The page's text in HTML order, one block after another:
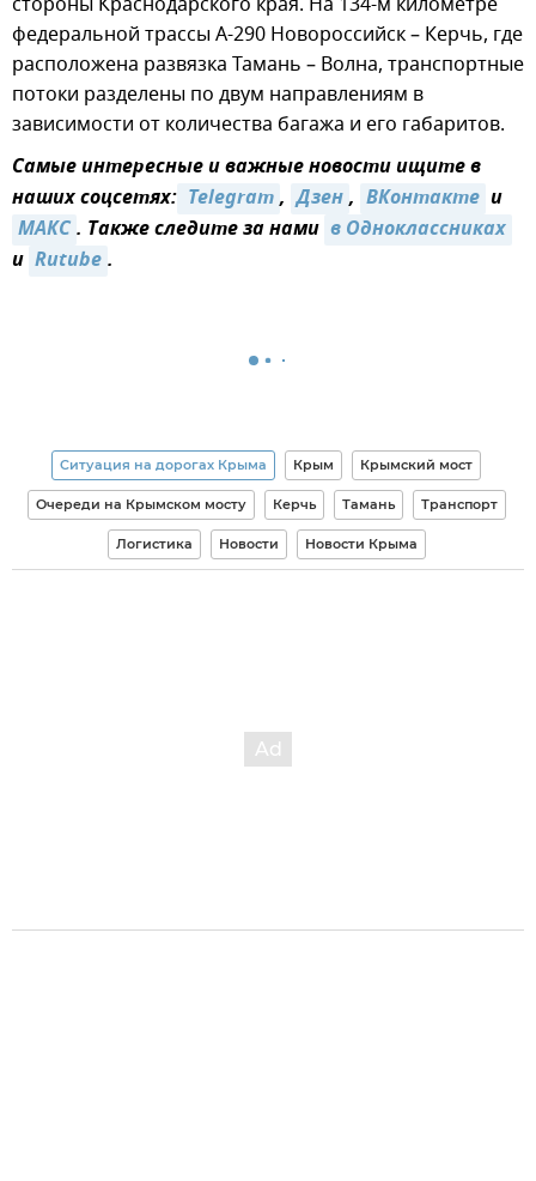
федеральной трассы А-290 Новороссийск – Керчь, где
расположена развязка Тамань – Волна, транспортные
потоки разделены по двум направлениям в
зависимости от количества багажа и его габаритов.
Самые интересные и важные новости ищите в
наших соцсетях: Telegram, Дзен, ВКонтакте и
MAКС. Также следите за нами в Одноклассниках
и Rutube.
Ситуация на дорогах Крыма Крым Крымский мост
Очереди на Крымском мосту Керчь Тамань Транспорт
Логистика Новости Новости Крыма